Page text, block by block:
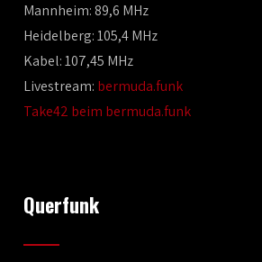
Mannheim: 89,6 MHz
Heidelberg: 105,4 MHz
Kabel: 107,45 MHz
Livestream: bermuda.funk
Take42 beim bermuda.funk
Querfunk